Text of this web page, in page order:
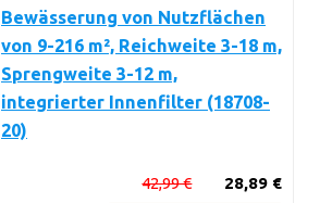
Bewässerung von Nutzflächen
von 9-216 m², Reichweite 3-18 m,
Sprengweite 3-12 m,
integrierter Innenfilter (18708-
20)
28,89 €
42,99 €